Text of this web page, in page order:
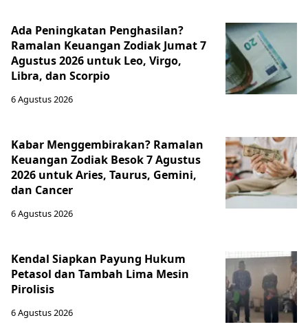
Ada Peningkatan Penghasilan?
Ramalan Keuangan Zodiak Jumat 7
Agustus 2026 untuk Leo, Virgo,
Libra, dan Scorpio
6 Agustus 2026
Kabar Menggembirakan? Ramalan
Keuangan Zodiak Besok 7 Agustus
2026 untuk Aries, Taurus, Gemini,
dan Cancer
6 Agustus 2026
Kendal Siapkan Payung Hukum
Petasol dan Tambah Lima Mesin
Pirolisis
6 Agustus 2026